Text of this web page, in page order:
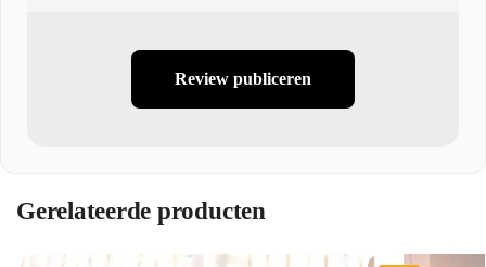
Review publiceren
Gerelateerde producten